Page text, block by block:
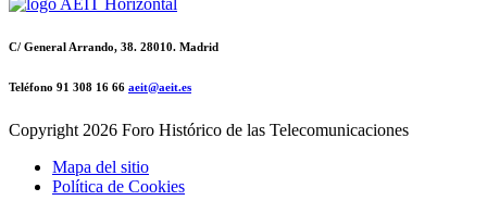
C/ General Arrando, 38. 28010. Madrid
Teléfono 91 308 16 66 aeit@aeit.es
Copyright2026 Foro Histórico de las Telecomunicaciones
Mapa del sitio
Política de Cookies